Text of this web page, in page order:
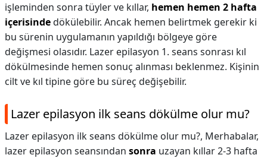
işleminden sonra tüyler ve kıllar, hemen hemen 2 hafta
içerisindedökülebilir. Ancak hemen belirtmek gerekir ki
bu sürenin uygulamanın yapıldığı bölgeye göre
değişmesi olasıdır. Lazer epilasyon 1. seans sonrası kıl
dökülmesinde hemen sonuç alınması beklenmez. Kişinin
cilt ve kıl tipine göre bu süreç değişebilir.
Lazer epilasyon ilk seans dökülme olur mu?
Lazer epilasyon ilk seans dökülme olur mu?, Merhabalar,
lazer epilasyon seansından sonra uzayan kıllar 2-3 hafta